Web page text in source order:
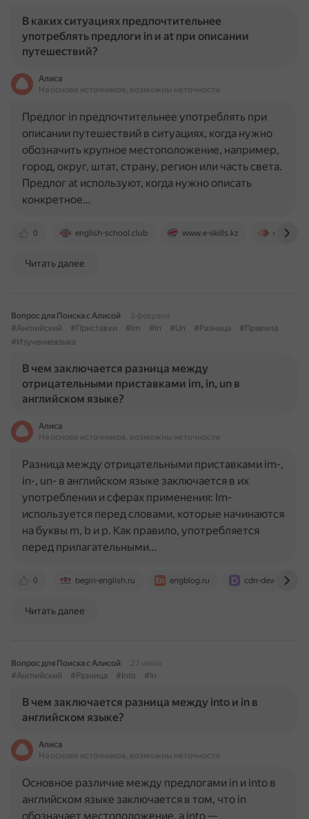
В каких ситуациях предпочтительнее
употреблять предлоги in и at при описании
путешествий?
Алиса
На основе источников, возможны неточности
0 english-school.club www.e-skills.kz
Предлог in предпочтительнее употреблять при
описании путешествий в ситуациях, когда нужно
обозначить крупное местоположение, например,
город, округ, штат, страну, регион или часть света.
Предлог at используют, когда нужно описать
конкретное…
Читать далее
Вопрос для Поиска с Алисой
3 февраля
#Английский
#Приставки #Im #In #Un #Разница
#Правила
#Изучениеязыка
В чем заключается разница между
отрицательными приставками im, in, un в
английском языке?
Алиса
На основе источников, возможны неточности
0 begin-english.ru engblog.ru cdn-
Разница между отрицательными приставками im-,
in-, un- в английском языке заключается в их
употреблении и сферах применения: Im-
используется перед словами, которые начинаются
на буквы m, b и p. Как правило, употребляется
перед прилагательными…
Читать далее
Вопрос для Поиска с Алисой
27 июля
#Английский
#Разница #Into #In
В чем заключается разница между into и in в
английском языке?
Алиса
На основе источников, возможны неточности
Основное различие между предлогами in и into в
английском языке заключается в том, что in
обозначает местоположение, а into —